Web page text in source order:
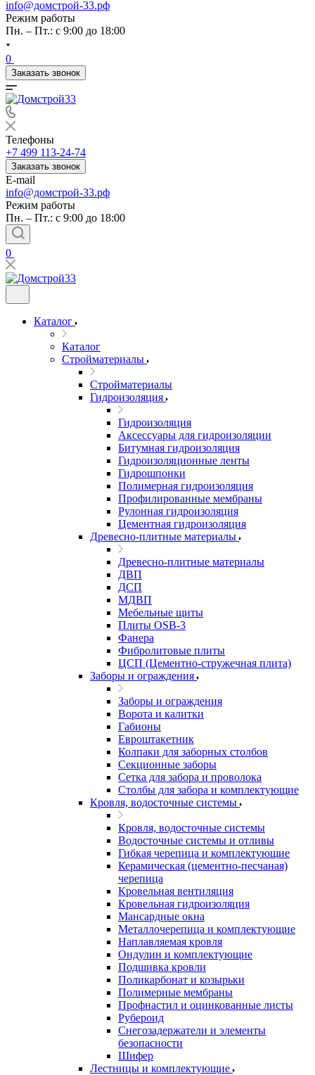
info@домстрой-33.рф
Режим работы
Пн. – Пт.: с 9:00 до 18:00
0
Заказать звонок
Телефоны
+7 499 113-24-74
Заказать звонок
E-mail
info@домстрой-33.рф
Режим работы
Пн. – Пт.: с 9:00 до 18:00
0
Каталог
Каталог
Стройматериалы
Стройматериалы
Гидроизоляция
Гидроизоляция
Аксессуары для гидроизоляции
Битумная гидроизоляция
Гидроизоляционные ленты
Гидрошпонки
Полимерная гидроизоляция
Профилированные мембраны
Рулонная гидроизоляция
Цементная гидроизоляция
Древесно-плитные материалы
Древесно-плитные материалы
ДВП
ДСП
МДВП
Мебельные щиты
Плиты OSB-3
Фанера
Фибролитовые плиты
ЦСП (Цементно-стружечная плита)
Заборы и ограждения
Заборы и ограждения
Ворота и калитки
Габионы
Евроштакетник
Колпаки для заборных столбов
Секционные заборы
Сетка для забора и проволока
Столбы для забора и комплектующие
Кровля, водосточные системы
Кровля, водосточные системы
Водосточные системы и отливы
Гибкая черепица и комплектующие
Керамическая (цементно-песчаная)
черепица
Кровельная вентиляция
Кровельная гидроизоляция
Мансардные окна
Металлочерепица и комплектующие
Наплавляемая кровля
Ондулин и комплектующие
Подшивка кровли
Поликарбонат и козырьки
Полимерные мембраны
Профнастил и оцинкованные листы
Рубероид
Снегозадержатели и элементы
безопасности
Шифер
Лестницы и комплектующие